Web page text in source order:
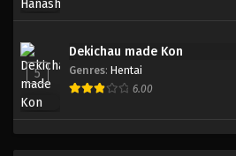
5
Dekichau made Kon
Genres: Hentai
6.00